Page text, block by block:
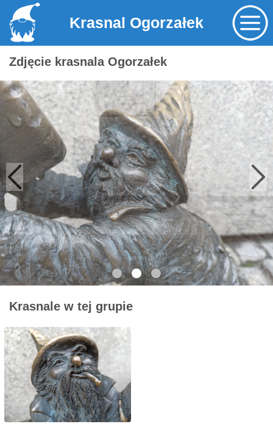
Krasnal Ogorzałek
Zdjęcie krasnala Ogorzałek
Krasnale w tej grupie